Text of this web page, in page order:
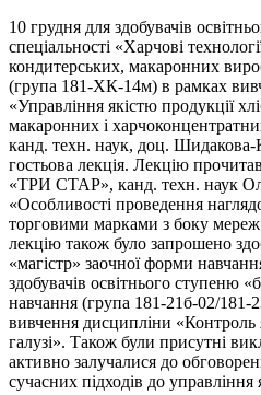
10 грудня для здобувачів
спеціальності «Харчові
кондитерських, макаронних
(група 181-ХК-14м) в рамках
«Управління якістю продукції
макаронних і
канд. техн. наук, доц.
гостьова лекція. Лекцію
«ТРИ СТАР», канд. техн. наук
«Особливості проведення
торговими марками з боку мереж
лекцію також було запрошено
«магістр» заочної форми
здобувачів освітнього ступеню
навчання (група 181-21б-02/181-
вивчення дисципліни «Контроль
галузі». Також були присутні
активно залучалися до
сучасних підходів до управління